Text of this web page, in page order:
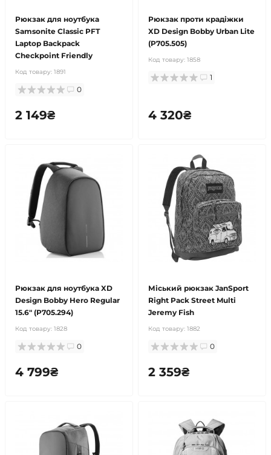
Рюкзак для ноутбука
Samsonite Classic PFT
Laptop Backpack
Checkpoint Friendly
Код товару: 1891
0
2 149₴
Рюкзак проти крадіжки
XD Design Bobby Urban Lite
(P705.505)
Код товару: 1858
1
4 320₴
Рюкзак для ноутбука XD
Design Bobby Hero Regular
15.6" (P705.294)
Код товару: 1828
0
4 799₴
Міський рюкзак JanSport
Right Pack Street Multi
Jeremy Fish
Код товару: 1882
0
2 359₴